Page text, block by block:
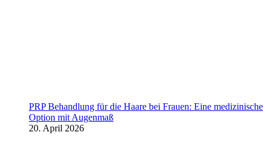
PRP Behandlung für die Haare bei Frauen: Eine medizinische
Option mit Augenmaß
20. April 2026